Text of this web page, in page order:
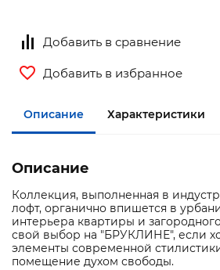
Добавить в сравнение
Добавить в избранное
Описание Характеристики
Описание
Коллекция, выполненная в
лофт, органично впишется в
интерьера квартиры и
свой выбор на "БРУКЛИНЕ", если
элементы современной
помещение духом свободы.